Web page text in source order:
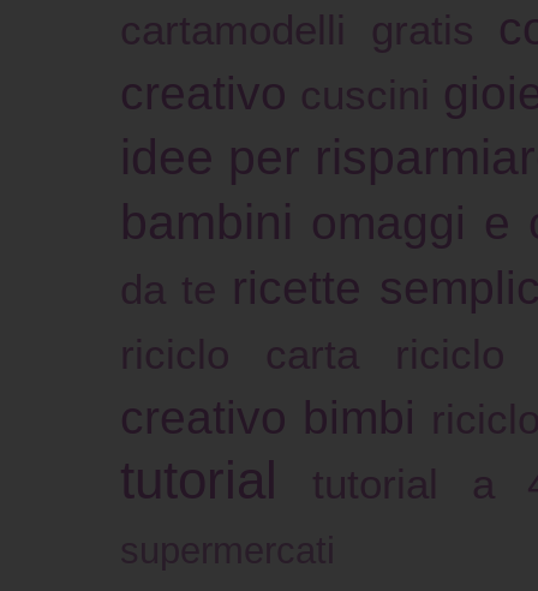
cartamodelli gratis
creativo cuscini
idee per
bambini omaggi e
da te ricette
riciclo carta riciclo
creativo bimbi
tutorial tutorial a